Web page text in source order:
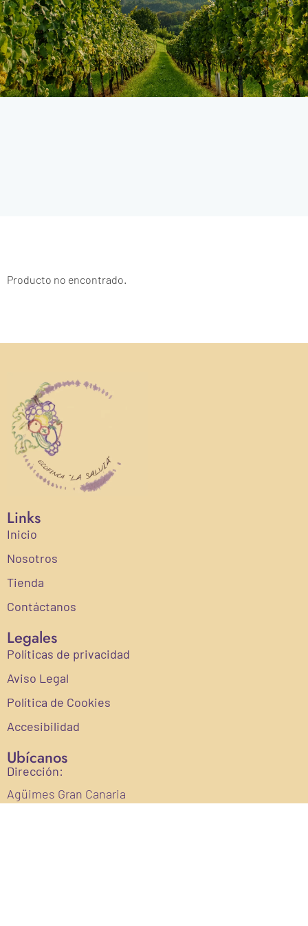
Producto no encontrado.
Links
Inicio
Nosotros
Tienda
Contáctanos
Legales
Políticas de privacidad
Aviso Legal
Política de Cookies
Accesibilidad
Ubícanos
Dirección:
Agüimes Gran Canaria